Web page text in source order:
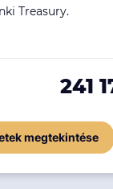
Treasury.
241
megtekintése